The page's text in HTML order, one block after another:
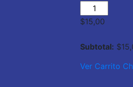
$15,00
Subtotal: $
Ver Carrito